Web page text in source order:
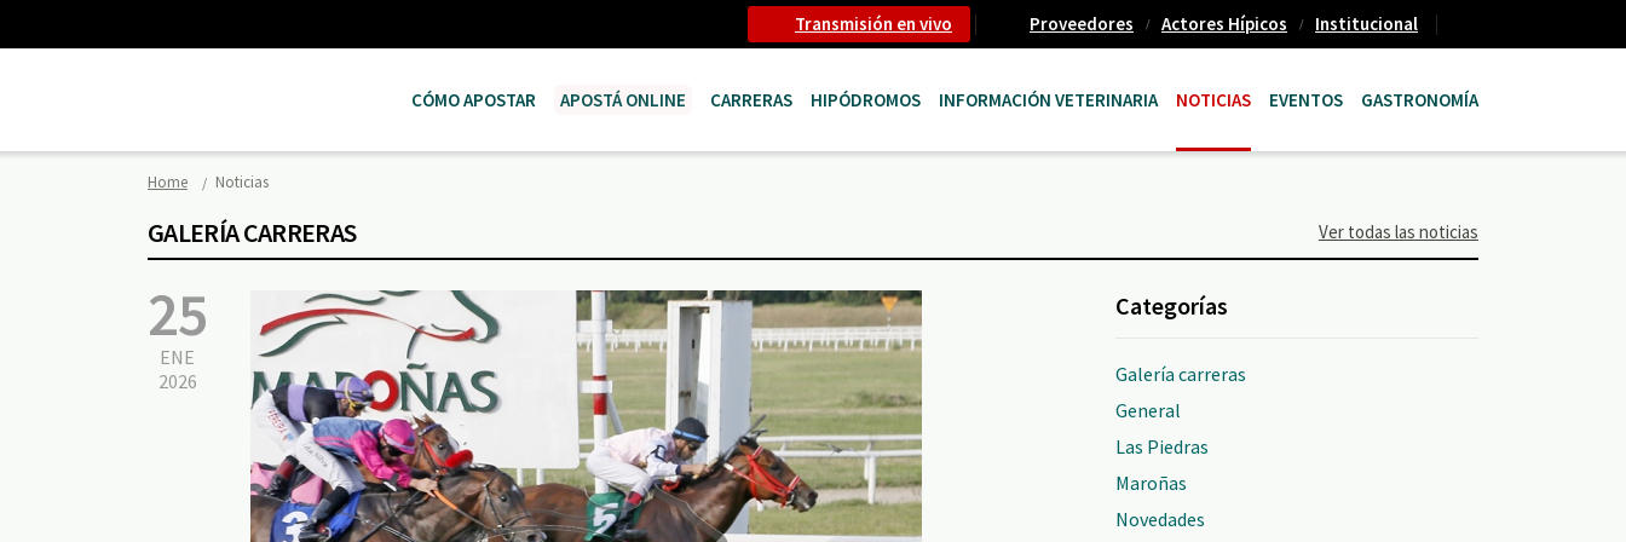
Transmisión en vivo Proveedores Actores Hípicos Institucional
CÓMO APOSTAR APOSTÁ ONLINE CARRERAS HIPÓDROMOS INFORMACIÓN VETERINARIA NOTICIAS EVENTOS GASTRONOMÍA
Home Noticias
GALERÍA CARRERAS Ver todas las noticias
25
ENE
2026
Categorías
Galería carreras
General
Las Piedras
Maroñas
Novedades